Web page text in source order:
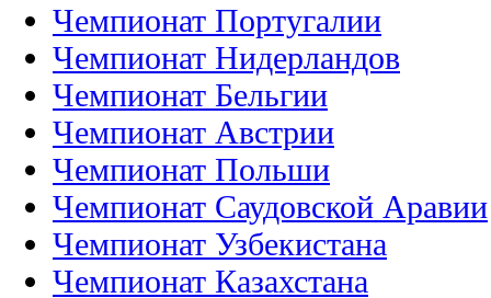
Чемпионат Португалии
Чемпионат Нидерландов
Чемпионат Бельгии
Чемпионат Австрии
Чемпионат Польши
Чемпионат Саудовской Аравии
Чемпионат Узбекистана
Чемпионат Казахстана